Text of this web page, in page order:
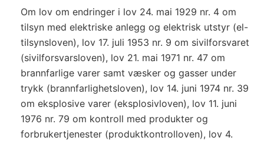
Om lov om endringer i lov 24. mai 1929 nr. 4 om
tilsyn med elektriske anlegg og elektrisk utstyr (el-
tilsynsloven), lov 17. juli 1953 nr. 9 om sivilforsvaret
(sivilforsvarsloven), lov 21. mai 1971 nr. 47 om
brannfarlige varer samt væsker og gasser under
trykk (brannfarlighetsloven), lov 14. juni 1974 nr. 39
om eksplosive varer (eksplosivloven), lov 11. juni
1976 nr. 79 om kontroll med produkter og
forbrukertjenester (produktkontrolloven), lov 4.